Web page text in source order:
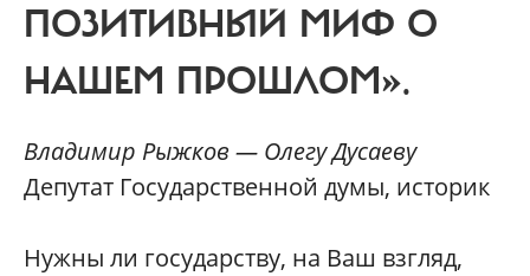
ПОЗИТИВНЫЙ МИФ О
НАШЕМ ПРОШЛОМ».
Владимир Рыжков — Олегу Дусаеву
Депутат Государственной думы, историк
Нужны ли государству, на Ваш взгляд,